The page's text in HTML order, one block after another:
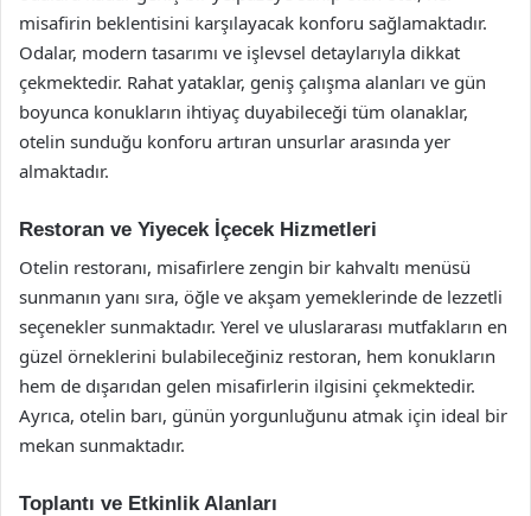
misafirin beklentisini karşılayacak konforu sağlamaktadır.
Odalar, modern tasarımı ve işlevsel detaylarıyla dikkat
çekmektedir. Rahat yataklar, geniş çalışma alanları ve gün
boyunca konukların ihtiyaç duyabileceği tüm olanaklar,
otelin sunduğu konforu artıran unsurlar arasında yer
almaktadır.
Restoran ve Yiyecek İçecek Hizmetleri
Otelin restoranı, misafirlere zengin bir kahvaltı menüsü
sunmanın yanı sıra, öğle ve akşam yemeklerinde de lezzetli
seçenekler sunmaktadır. Yerel ve uluslararası mutfakların en
güzel örneklerini bulabileceğiniz restoran, hem konukların
hem de dışarıdan gelen misafirlerin ilgisini çekmektedir.
Ayrıca, otelin barı, günün yorgunluğunu atmak için ideal bir
mekan sunmaktadır.
Toplantı ve Etkinlik Alanları